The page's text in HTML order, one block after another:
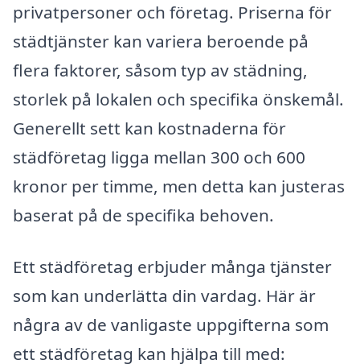
privatpersoner och företag. Priserna för
städtjänster kan variera beroende på
flera faktorer, såsom typ av städning,
storlek på lokalen och specifika önskemål.
Generellt sett kan kostnaderna för
städföretag ligga mellan 300 och 600
kronor per timme, men detta kan justeras
baserat på de specifika behoven.
Ett städföretag erbjuder många tjänster
som kan underlätta din vardag. Här är
några av de vanligaste uppgifterna som
ett städföretag kan hjälpa till med: